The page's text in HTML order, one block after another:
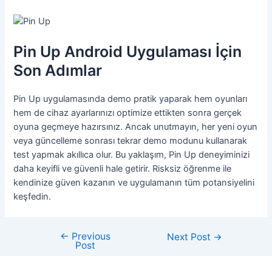
Pin Up Android Uygulaması İçin
Son Adımlar
Pin Up uygulamasında demo pratik yaparak hem oyunları
hem de cihaz ayarlarınızı optimize ettikten sonra gerçek
oyuna geçmeye hazırsınız. Ancak unutmayın, her yeni oyun
veya güncelleme sonrası tekrar demo modunu kullanarak
test yapmak akıllıca olur. Bu yaklaşım, Pin Up deneyiminizi
daha keyifli ve güvenli hale getirir. Risksiz öğrenme ile
kendinize güven kazanın ve uygulamanın tüm potansiyelini
keşfedin.
← Previous
Post
Next Post →